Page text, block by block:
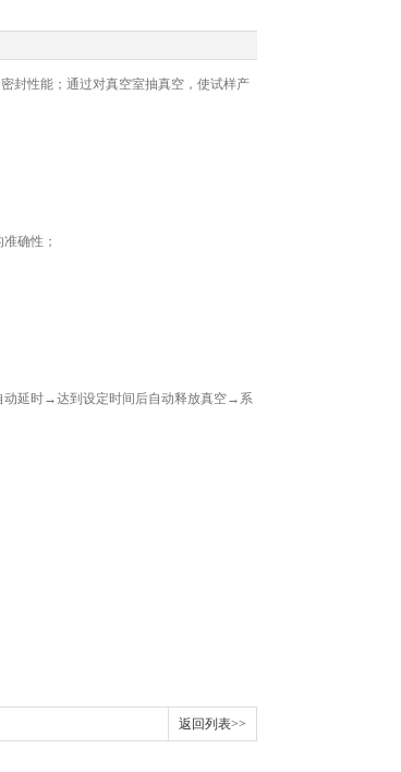
封性能；通过对真空室抽真空，使试样产
确性；
延时→达到设定时间后自动释放真空→系
返回列表>>